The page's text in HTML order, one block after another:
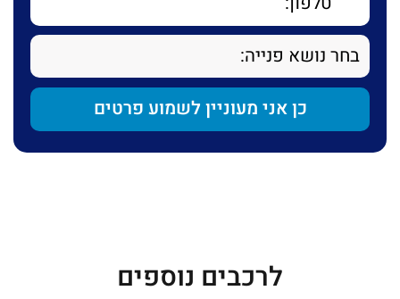
לרכבים נוספים